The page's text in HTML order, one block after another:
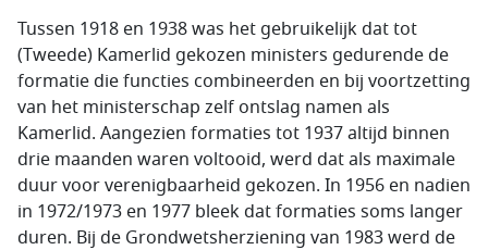
Tussen 1918 en 1938 was het gebruikelijk dat tot
(Tweede) Kamerlid gekozen ministers gedurende de
formatie die functies combineerden en bij voortzetting
van het ministerschap zelf ontslag namen als
Kamerlid. Aangezien formaties tot 1937 altijd binnen
drie maanden waren voltooid, werd dat als maximale
duur voor verenigbaarheid gekozen. In 1956 en nadien
in 1972/1973 en 1977 bleek dat formaties soms langer
duren. Bij de Grondwetsherziening van 1983 werd de